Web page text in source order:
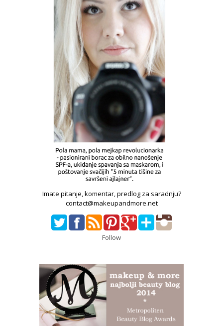
Imate pitanje, komentar, predlog za saradnju?
contact@makeupandmore.net
Follow